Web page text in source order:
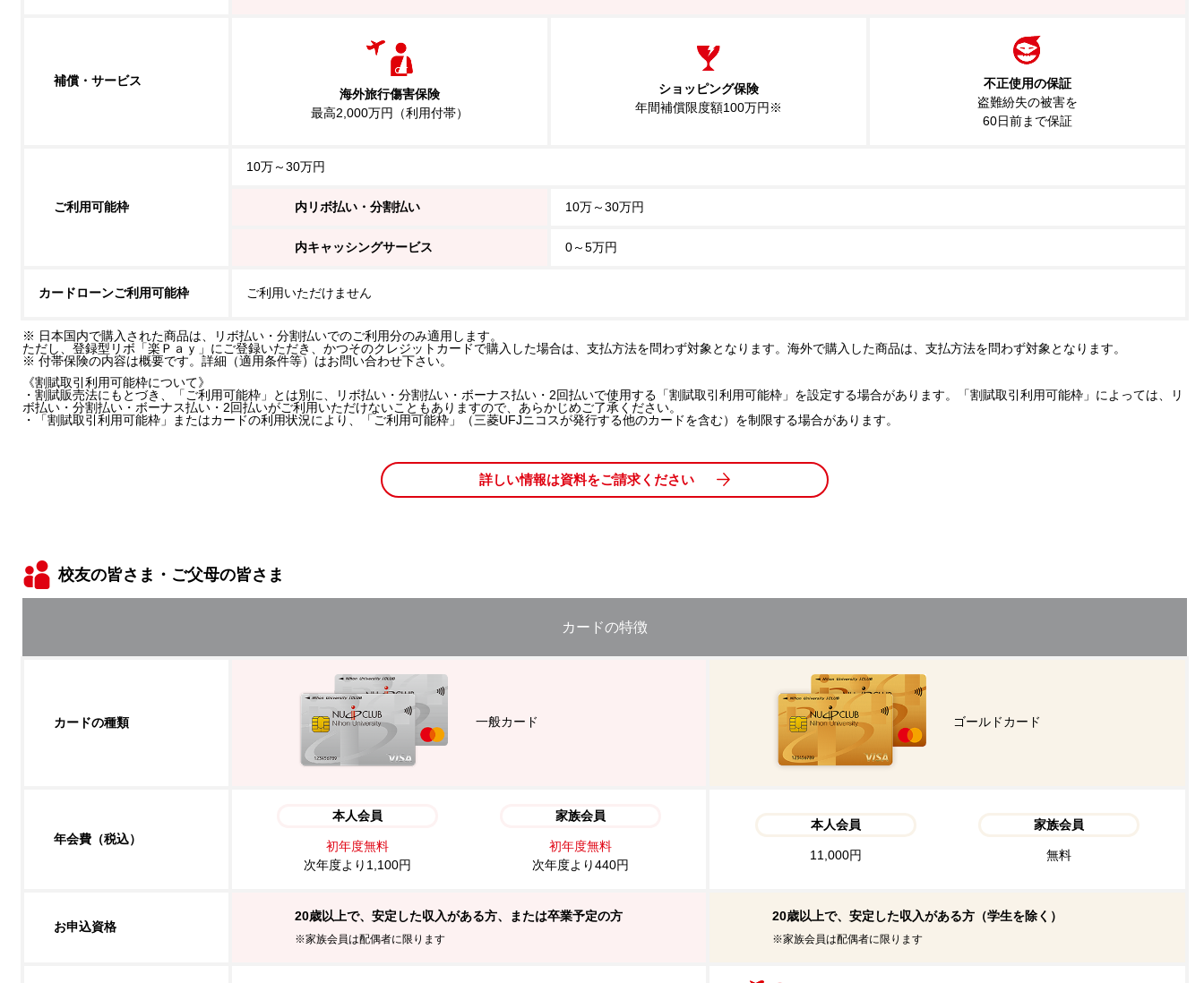
補償・サービス
海外旅行傷害保険
最高2,000万円（利用付帯）
ショッピング保険
年間補償限度額100万円※
不正使用の保証
盗難紛失の被害を
60日前まで保証
ご利用可能枠
10万～30万円
内リボ払い・分割払い 10万～30万円
内キャッシングサービス 0～5万円
カードローンご利用可能枠 ご利用いただけません
※ 日本国内で購入された商品は、リボ払い・分割払いでのご利用分のみ適用します。
ただし、登録型リボ「楽Ｐａｙ」にご登録いただき、かつそのクレジットカードで購入した場合は、支払方法を問わず対象となります。海外で購入した商品は、支払方法を問わず対象となります。
※ 付帯保険の内容は概要です。詳細（適用条件等）はお問い合わせ下さい。
《割賦取引利用可能枠について》
・割賦販売法にもとづき、「ご利用可能枠」とは別に、リボ払い・分割払い・ボーナス払い・2回払いで使用する「割賦取引利用可能枠」を設定する場合があります。「割賦取引利用可能枠」によっては、リ
ボ払い・分割払い・ボーナス払い・2回払いがご利用いただけないこともありますので、あらかじめご了承ください。
・「割賦取引利用可能枠」またはカードの利用状況により、「ご利用可能枠」（三菱UFJニコスが発行する他のカードを含む）を制限する場合があります。
詳しい情報は資料をご請求ください
校友の皆さま・ご父母の皆さま
カードの特徴
カードの種類 一般カード ゴールドカード
年会費（税込）
本人会員
初年度無料
次年度より1,100円
家族会員
初年度無料
次年度より440円
本人会員
11,000円
家族会員
無料
お申込資格
20歳以上で、安定した収入がある方、または卒業予定の方
※家族会員は配偶者に限ります
20歳以上で、安定した収入がある方（学生を除く）
※家族会員は配偶者に限ります